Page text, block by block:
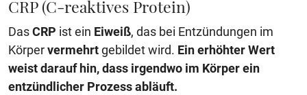
CRP (C-reaktives Protein)
DasCRP ist ein Eiweiß, das bei Entzündungen im
Körpervermehrtgebildet wird. Ein erhöhter Wert
weist darauf hin, dass irgendwo im Körper ein
entzündlicher Prozess abläuft.